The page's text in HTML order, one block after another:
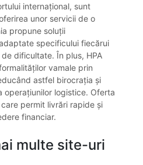
internațional, sunt
unor servicii de o
propune soluții
specificului fiecărui
dificultate. În plus, HPA
vamale prin
astfel birocrația și
operațiunilor logistice. Oferta
permit livrări rapide și
financiar.
multe site-uri